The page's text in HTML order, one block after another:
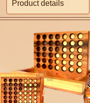
Product details